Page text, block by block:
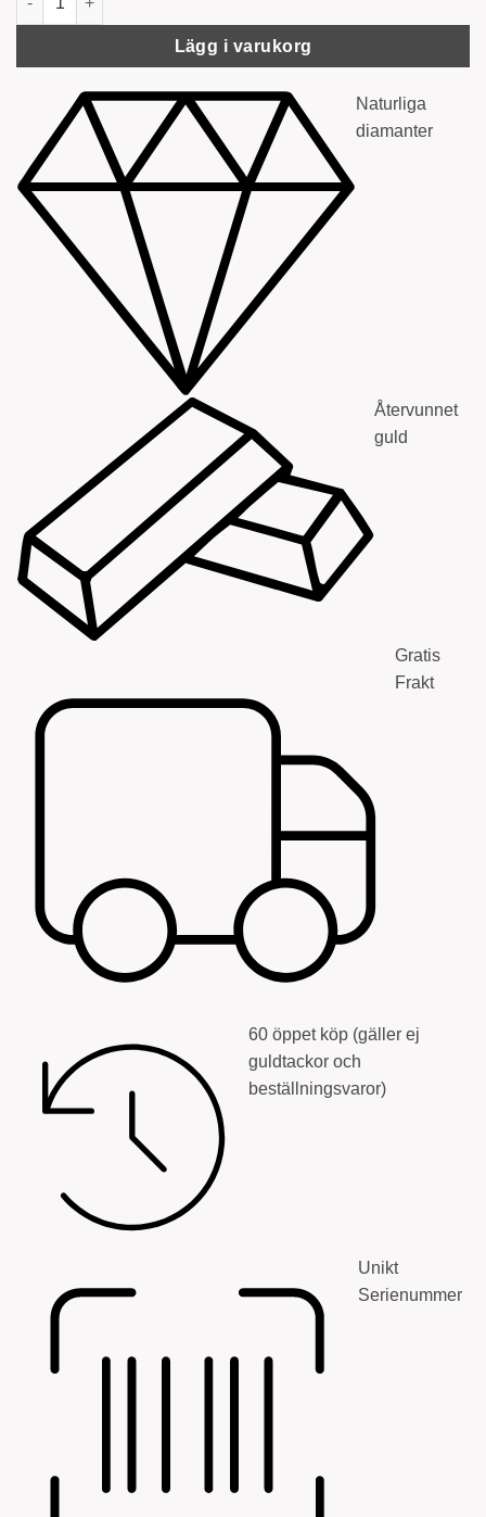
Lägg i varukorg
Naturliga
diamanter
Återvunnet
guld
Gratis
Frakt
60 öppet köp (gäller ej
guldtackor och
beställningsvaror)
Unikt
Serienummer